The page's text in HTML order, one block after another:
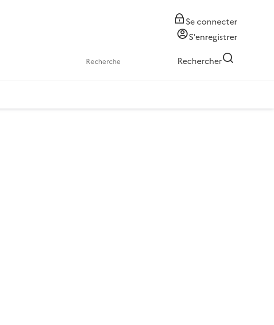
Se connecter
S'enregistrer
Rechercher